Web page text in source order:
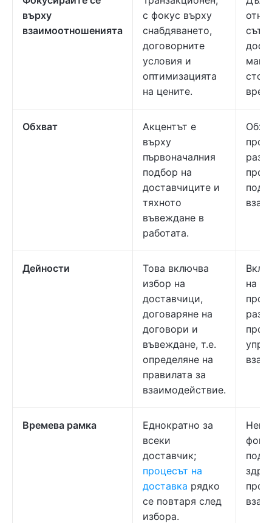
върху
взаимоотношенията
с фокус върху
снабдяването,
договорните
условия и
оптимизацията
на цените.
Обхват
Акцентът е
върху
първоначалния
подбор на
доставчиците и
тяхното
въвеждане в
работата.
Дейности
Това включва
избор на
доставчици,
договаряне на
договори и
въвеждане, т.е.
определяне на
правилата за
взаимодействие.
на
Времева рамка
Еднократно за
всеки
доставчик;
процесът на
доставка рядко
се повтаря след
избора.